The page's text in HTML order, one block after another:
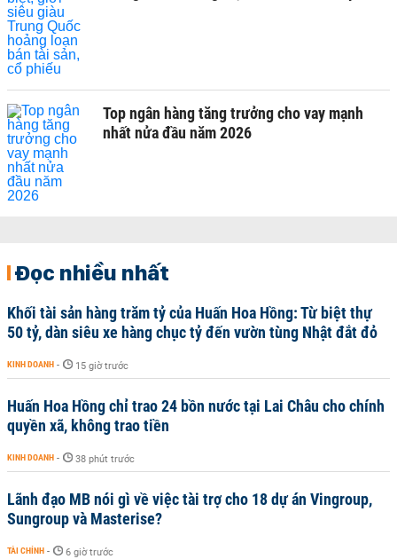
Top ngân hàng tăng trưởng cho vay mạnh
nhất nửa đầu năm 2026
Đọc nhiều nhất
Khối tài sản hàng trăm tỷ của Huấn Hoa Hồng: Từ biệt thự
50 tỷ, dàn siêu xe hàng chục tỷ đến vườn tùng Nhật đắt đỏ
KINH DOANH - 15 giờ trước
Huấn Hoa Hồng chỉ trao 24 bồn nước tại Lai Châu cho chính
quyền xã, không trao tiền
KINH DOANH - 38 phút trước
Lãnh đạo MB nói gì về việc tài trợ cho 18 dự án Vingroup,
Sungroup và Masterise?
TÀI CHÍNH - 6 giờ trước